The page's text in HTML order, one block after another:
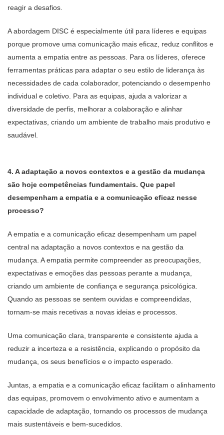
reagir a desafios.
A abordagem DISC é especialmente útil para líderes e equipas
porque promove uma comunicação mais eficaz, reduz conflitos e
aumenta a empatia entre as pessoas. Para os líderes, oferece
ferramentas práticas para adaptar o seu estilo de liderança às
necessidades de cada colaborador, potenciando o desempenho
individual e coletivo. Para as equipas, ajuda a valorizar a
diversidade de perfis, melhorar a colaboração e alinhar
expectativas, criando um ambiente de trabalho mais produtivo e
saudável.
4. A adaptação a novos contextos e a gestão da mudança
são hoje competências fundamentais. Que papel
desempenham a empatia e a comunicação eficaz nesse
processo?
A empatia e a comunicação eficaz desempenham um papel
central na adaptação a novos contextos e na gestão da
mudança. A empatia permite compreender as preocupações,
expectativas e emoções das pessoas perante a mudança,
criando um ambiente de confiança e segurança psicológica.
Quando as pessoas se sentem ouvidas e compreendidas,
tornam-se mais recetivas a novas ideias e processos.
Uma comunicação clara, transparente e consistente ajuda a
reduzir a incerteza e a resistência, explicando o propósito da
mudança, os seus benefícios e o impacto esperado.
Juntas, a empatia e a comunicação eficaz facilitam o alinhamento
das equipas, promovem o envolvimento ativo e aumentam a
capacidade de adaptação, tornando os processos de mudança
mais sustentáveis e bem-sucedidos.